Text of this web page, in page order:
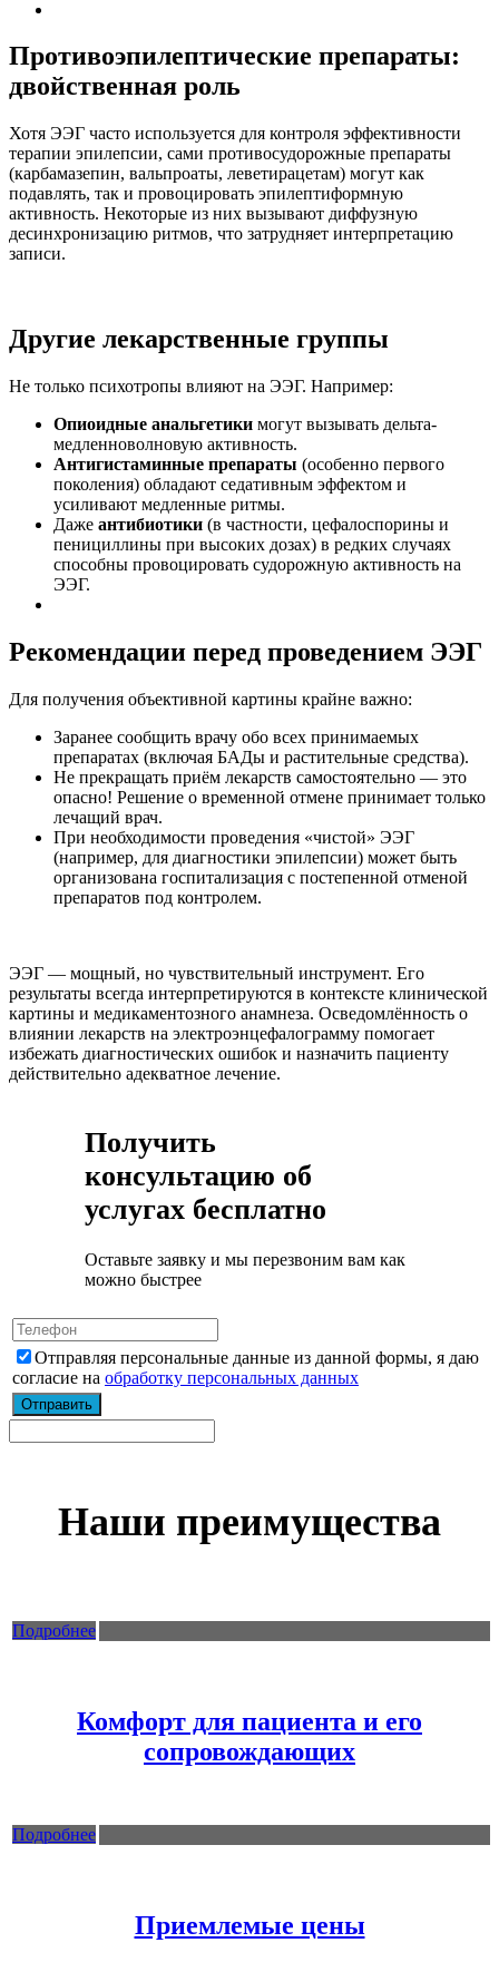
Противоэпилептические препараты:
двойственная роль
Хотя ЭЭГ часто используется для контроля эффективности
терапии эпилепсии, сами противосудорожные препараты
(карбамазепин, вальпроаты, леветирацетам) могут как
подавлять, так и провоцировать эпилептиформную
активность. Некоторые из них вызывают диффузную
десинхронизацию ритмов, что затрудняет интерпретацию
записи.
Другие лекарственные группы
Не только психотропы влияют на ЭЭГ. Например:
Опиоидные анальгетики могут вызывать дельта-
медленноволновую активность.
Антигистаминные препараты (особенно первого
поколения) обладают седативным эффектом и
усиливают медленные ритмы.
Даже антибиотики (в частности, цефалоспорины и
пенициллины при высоких дозах) в редких случаях
способны провоцировать судорожную активность на
ЭЭГ.
Рекомендации перед проведением ЭЭГ
Для получения объективной картины крайне важно:
Заранее сообщить врачу обо всех принимаемых
препаратах (включая БАДы и растительные средства).
Не прекращать приём лекарств самостоятельно — это
опасно! Решение о временной отмене принимает только
лечащий врач.
При необходимости проведения «чистой» ЭЭГ
(например, для диагностики эпилепсии) может быть
организована госпитализация с постепенной отменой
препаратов под контролем.
ЭЭГ — мощный, но чувствительный инструмент. Его
результаты всегда интерпретируются в контексте клинической
картины и медикаментозного анамнеза. Осведомлённость о
влиянии лекарств на электроэнцефалограмму помогает
избежать диагностических ошибок и назначить пациенту
действительно адекватное лечение.
Получить
консультацию об
услугах бесплатно
Оставьте заявку и мы перезвоним вам как
можно быстрее
Отправляя персональные данные из данной формы, я даю
согласие на обработку персональных данных
Наши преимущества
Подробнее
Комфорт для пациента и его
сопровождающих
Подробнее
Приемлемые цены